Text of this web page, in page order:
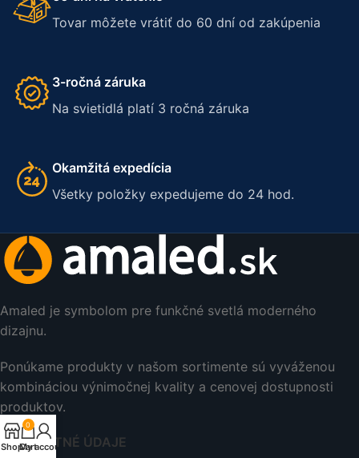
Tovar môžete vrátiť do 60 dní od zakúpenia
3-ročná záruka
Na svietidlá platí 3 ročná záruka
Okamžitá expedícia
Všetky položky expedujeme do 24 hod.
Amaled je symbolom pre funkčné svetlá moderného
dizajnu.
Ponúkame produkty v našom sortimente sú vyváženou
kombináciou výnimočnej kvality a cenovej dostupnosti
produktov.
KONTAKTNÉ ÚDAJE
Shop
0
Cart
My account